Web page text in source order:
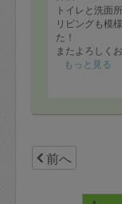
トイレと洗面
リビングも模
た！
またよろしく
もっと見る
前へ